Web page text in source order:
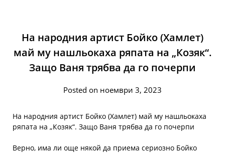
На народния артист Бойко (Хамлет)
май му нашльокаха ряпата на „Козяк“.
Защо Ваня трябва да го почерпи
Posted on ноември 3, 2023
На народния артист Бойко (Хамлет) май му нашльокаха
ряпата на „Козяк“. Защо Ваня трябва да го почерпи
Верно, има ли още някой да приема сериозно Бойко